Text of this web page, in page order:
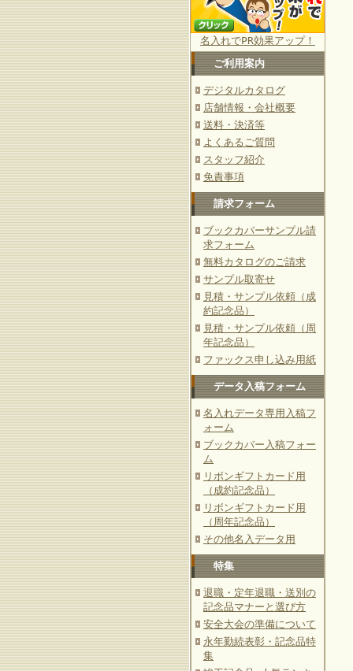
名入れでPR効果アップ！
ご利用案内
デジタルカタログ
店舗情報・会社概要
送料・決済等
よくあるご質問
スタッフ紹介
免責事項
請求フォーム
ブックカバーサンプル請
求フォーム
無料カタログのご請求
サンプル取寄せ
見積・サンプル依頼（成
約記念品）
見積・サンプル依頼（周
年記念品）
ファックス申し込み用紙
データ入稿フォーム
名入れデータ専用入稿フ
ォーム
ブックカバー入稿フォー
ム
リボンギフトカード用
（成約記念品）
リボンギフトカード用
（周年記念品）
その他名入データ用
特集
退職・定年退職・送別の
記念品マナーと選び方
安全大会の準備について
永年勤続表彰・記念品特
集